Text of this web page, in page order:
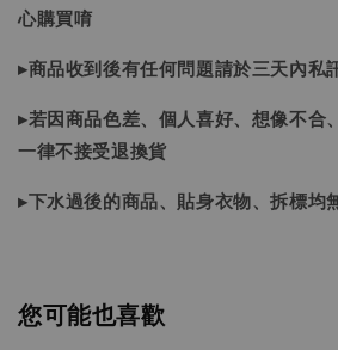
心購買唷
▸商品收到後有任何問題請於三天內私
▸若因商品色差、個人喜好、想像不合
一律不接受退換貨
▸下水過後的商品、貼身衣物、拆標均
您可能也喜歡